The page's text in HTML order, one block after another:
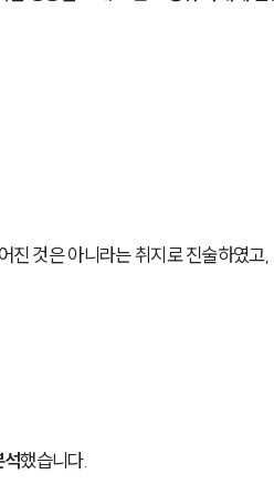
진 것은 아니라는 취지로 진술하였고,
석했습니다.